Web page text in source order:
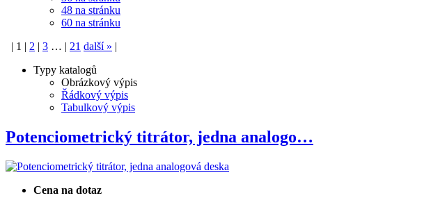
48 na stránku
60 na stránku
1 2 3 … 21 další »
Typy katalogů
Obrázkový výpis
Řádkový výpis
Tabulkový výpis
Potenciometrický titrátor, jedna analogo…
Cena na dotaz